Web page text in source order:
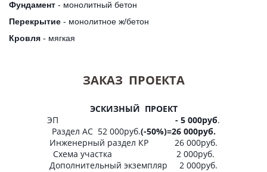
Фундамент - монолитный бетон
Перекрытие - монолитное ж/бетон
Кровля - мягкая
ЗАКАЗ ПРОЕКТА
ЭСКИЗНЫЙ ПРОЕКТ
ЭП - 5 000руб.
Раздел АС 52 000руб.(-50%)=26 000руб.
Инженерный раздел КР 26 000руб.
Схема участка 2 000руб.
Дополнительный экземпляр 2 000руб.